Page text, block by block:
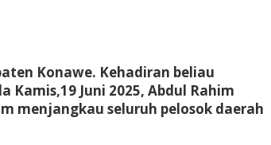
Konawe. Kehadiran beliau
Juni 2025, Abdul Rahim
menjangkau seluruh pelosok daerah